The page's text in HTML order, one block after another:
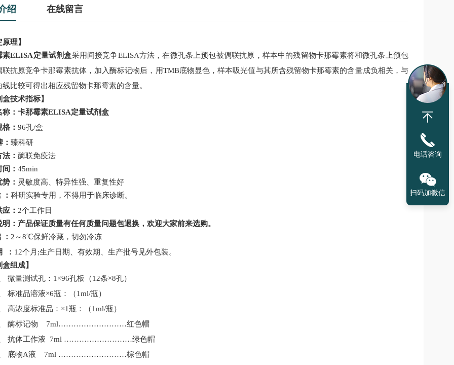
绍 在线留言
理】
素ELISA定量试剂盒采用间接竞争ELISA方法，在微孔条上预包被偶联抗原，样本中的残留物卡那霉素将和微孔条上预包
联抗原竞争卡那霉素抗体，加入酶标记物后，用TMB底物显色，样本吸光值与其所含残留物卡那霉素的含量成负相关，与
线比较可得出相应残留物卡那霉素的含量。
技术指标】
： 卡那霉素ELISA定量试剂盒
格： 96孔/盒
： 臻科研
： 酶联免疫法
： 45min
： 灵敏度高、特异性强、重复性好
： 科研实验专用，不得用于临床诊断。
： 2个工作日
明：产品保证质量有任何质量问题包退换，欢迎大家前来选购。
： 2 ～8℃保鲜冷藏， 切勿冷冻
： 12个月 ;生产日期、有效期、生产批号见外包装。
盒组成】
微量测试孔： 1 ×96孔板（12条×8孔）
标准品溶液×6瓶：（1ml/瓶）
高浓度标准品： ×1瓶：（1ml/瓶）
酶标记物 7ml………………………红色帽
抗体工作液 7ml ………………………绿色帽
底物A液 7ml ………………………棕色帽
电话咨询
扫码加微信